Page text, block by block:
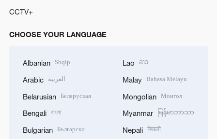
CCTV+
CHOOSE YOUR LANGUAGE
Albanian Shqip
Arabic العربية
Belarusian Беларуская
Bengali বাংলা
Bulgarian Български
Lao ລາວ
Malay Bahasa Melayu
Mongolian Монгол
Myanmar မြန်မာဘာသာ
Nepali नेपाली